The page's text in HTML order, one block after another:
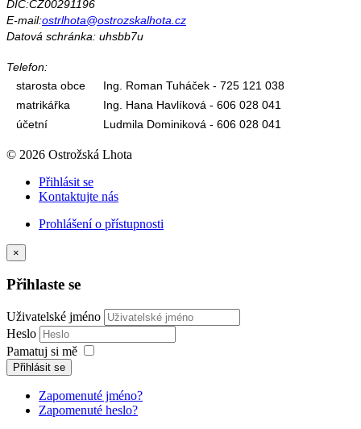
DIČ:CZ00291196
E-mail:ostrlhota@ostrozskalhota.cz
Datová schránka: uhsbb7u
Telefon:
starosta obce
Ing. Roman Tuháček - 725 121 038
matrikářka
Ing. Hana Havlíková - 606 028 041
účetní
Ludmila Dominiková - 606 028 041
© 2026 Ostrožská Lhota
Přihlásit se
Kontaktujte nás
Prohlášení o přístupnosti
×
Přihlaste se
Uživatelské jméno
Heslo
Pamatuj si mě
Přihlásit se
Zapomenuté jméno?
Zapomenuté heslo?